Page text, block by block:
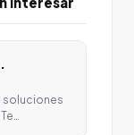
soluciones